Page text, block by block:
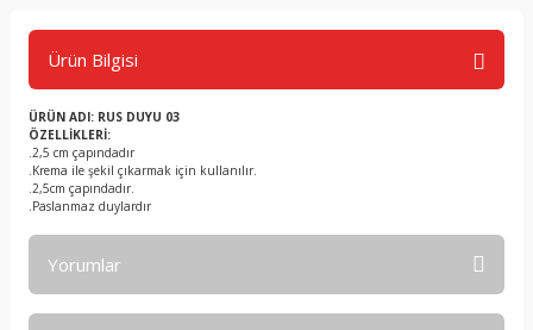
Ürün Bilgisi
ÜRÜN ADI: RUS DUYU 03
ÖZELLİKLERİ:
.2,5 cm çapındadır
.Krema ile şekil çıkarmak için kullanılır.
.2,5cm çapındadır.
.Paslanmaz duylardır
Yorumlar